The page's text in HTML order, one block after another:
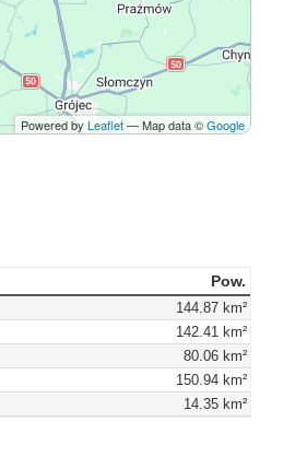
Powered byLeaflet— Map data ©Google
Pow.
144.87 km²
142.41 km²
80.06 km²
150.94 km²
14.35 km²